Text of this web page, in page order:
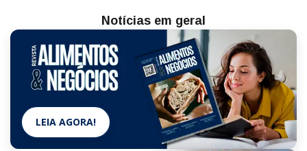
Notícias em geral
LEIA AGORA!